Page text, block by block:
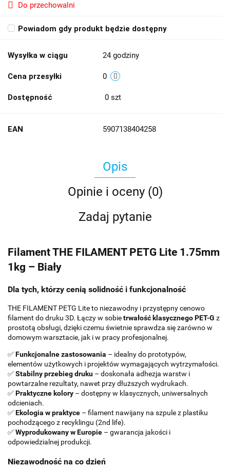
Do przechowalni
Powiadom gdy produkt będzie dostępny
Wysyłka w ciągu 24 godziny
Cena przesyłki 0
Dostępność 0 szt
EAN 5907138404258
Opis
Opinie i oceny (0)
Zadaj pytanie
Filament THE FILAMENT PETG Lite 1.75mm
1kg – Biały
Dla tych, którzy cenią solidność i funkcjonalność
THE FILAMENT PETG Lite to niezawodny i przystępny cenowo
filament do druku 3D. Łączy w sobietrwałość klasycznego PET-G z
prostotą obsługi, dzięki czemu świetnie sprawdza się zarówno w
domowym warsztacie, jak i w pracy profesjonalnej.
✅Funkcjonalne zastosowania – idealny do prototypów,
elementów użytkowych i projektów wymagających wytrzymałości.
✅Stabilny przebieg druku – doskonała adhezja warstw i
powtarzalne rezultaty, nawet przy dłuższych wydrukach.
✅Praktyczne kolory – dostępny w klasycznych, uniwersalnych
odcieniach.
✅Ekologia w praktyce – filament nawijany na szpule z plastiku
pochodzącego z recyklingu (2nd life).
✅Wyprodukowany w Europie – gwarancja jakości i
odpowiedzialnej produkcji.
Niezawodność na co dzień